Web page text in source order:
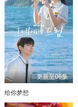
更新至06集
给你梦想